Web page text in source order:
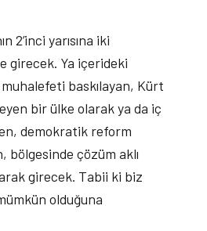
2’inci yarısına iki
girecek. Ya içerideki
baskılayan, Kürt
bir ülke olarak ya da iç
demokratik reform
bölgesinde çözüm aklı
girecek. Tabii ki biz
olduğuna